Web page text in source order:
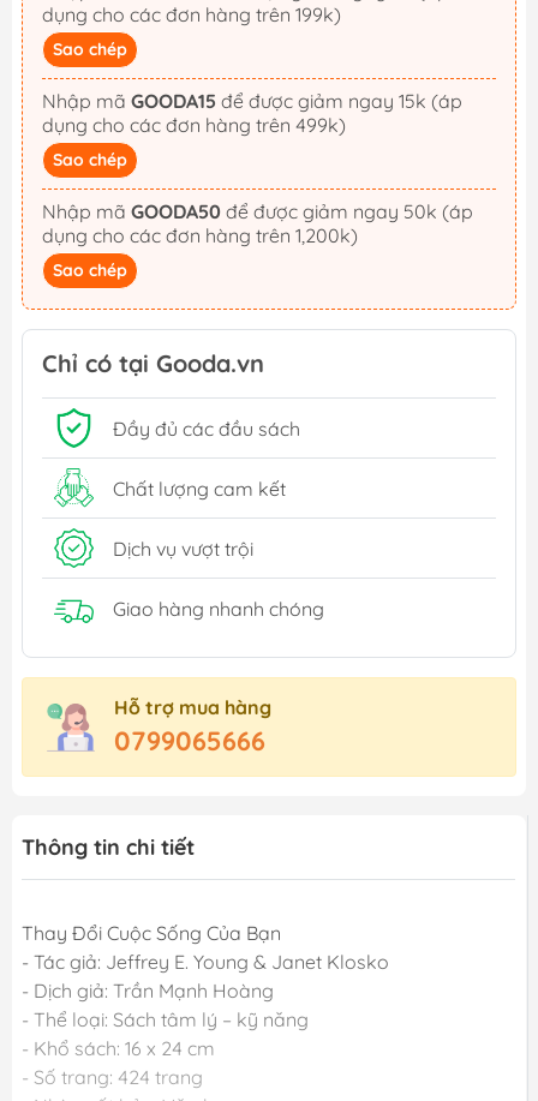
dụng cho các đơn hàng trên 199k)
Sao chép
Nhập mã GOODA15
dụng cho các đơn hàng trên 499k)
Sao chép
Nhập mã GOODA50
dụng cho các đơn hàng trên 1,200k)
Sao chép
Chỉ có tại Gooda.vn
Đầy đủ các đầu sách
Chất lượng cam kết
Dịch vụ vượt trội
Giao hàng nhanh chóng
Hỗ trợ mua hàng
0799065666
Thông tin chi tiết
Thay Đổi Cuộc Sống Của Bạn
- Tác giả: Jeffrey E. Young & Janet Klosko
- Dịch giả: Trần Mạnh Hoàng
- Thể loại: Sách tâm lý – kỹ năng
- Khổ sách: 16 x 24 cm
- Số trang: 424 trang